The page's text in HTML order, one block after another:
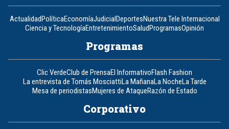
ActualidadPolíticaEconomíaJudicialDeportesNuestra Tele Internacional
Ciencia y TecnologíaEntretenimientoSaludProgramasOpinión
Programas
Clic VerdeClub de PrensaEl InformativoFlash Fashion
La entrevista de Tomás MosciattiLa MañanaLa NocheLa Tarde
Mesa de periodistasMujeres de AtaqueRazón de Estado
Corporativo